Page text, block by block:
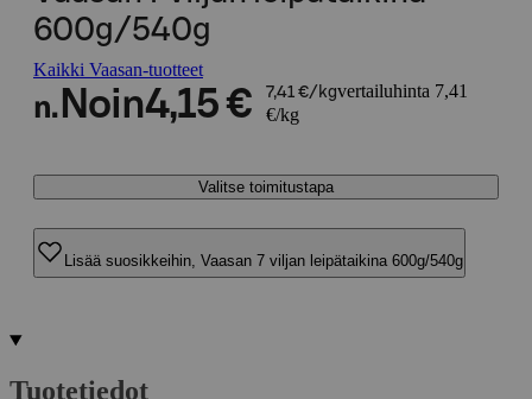
600g/540g
Kaikki Vaasan-tuotteet
n. Noin4,15 € 7,41 €/kgvertailuhinta 7,41
€/kg
Valitse toimitustapa
Lisää suosikkeihin, Vaasan 7 viljan leipätaikina 600g/540g
Tuotetiedot